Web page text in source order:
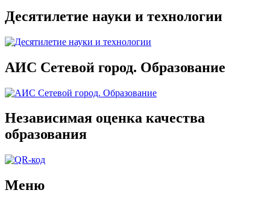
Десятилетие науки и технологии
АИС Сетевой город. Образование
Независимая оценка качества
образования
Меню